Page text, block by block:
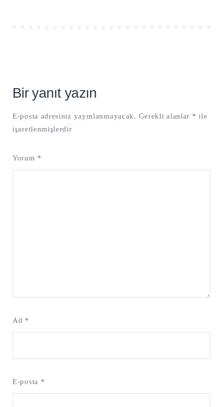
Bir yanıt yazın
E-posta adresiniz yayınlanmayacak. Gerekli alanlar * ile
işaretlenmişlerdir
Yorum *
Ad *
E-posta *